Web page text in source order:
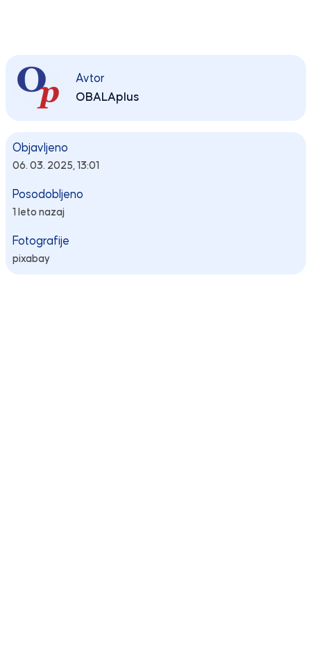
Avtor
OBALAplus
Objavljeno
06. 03. 2025, 13:01
Posodobljeno
1 leto nazaj
Fotografije
pixabay